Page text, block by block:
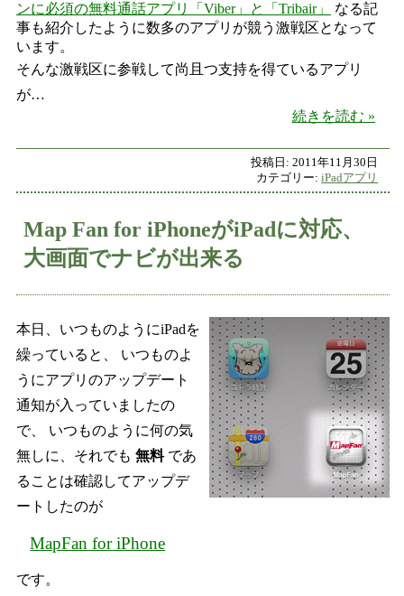
ンに必須の無料通話アプリ「Viber」と「Tribair」
なる記
事も紹介したように数多のアプリが競う激戦区となって
います。
そんな激戦区に参戦して尚且つ支持を得ているアプリ
が…
続きを読む 百花
投稿日:2011年11月30日
カテゴリー:iPadアプリ
Map Fan for iPhoneがiPadに対応、
大画面でナビが出来る
本日、いつものようにiPadを
繰っていると、 いつものよ
うにアプリのアップデート
通知が入っていましたの
で、 いつものように何の気
無しに、それでも 無料であ
ることは確認してアップデ
ートしたのが
MapFan for iPhone
です。